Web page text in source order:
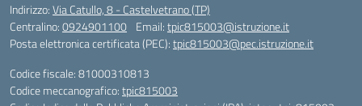
Indirizzo:Via Catullo, 8 - Castelvetrano (TP)
Centralino:0924901100 Email:tpic815003@istruzione.it
Posta elettronica certificata (PEC):tpic815003@pec.istruzione.it
Codice fiscale: 81000310813
Codice meccanografico:tpic815003